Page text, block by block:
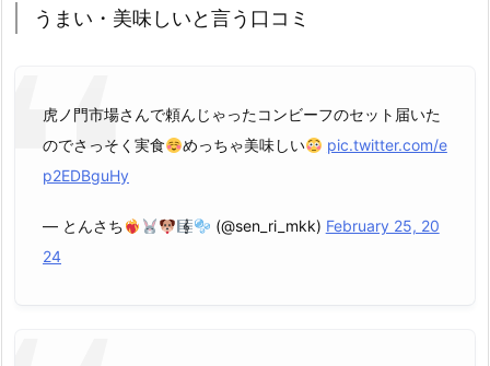
うまい・美味しいと言う口コミ
虎ノ門市場さんで頼んじゃったコンビーフのセット届いた
のでさっそく実食
めっちゃ美味しい
pic.twitter.com/e
p2EDBguHy
— とんさち (@sen_ri_mkk) February 25, 20
24